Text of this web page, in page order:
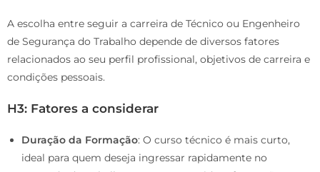
A escolha entre seguir a carreira de Técnico ou Engenheiro
de Segurança do Trabalho depende de diversos fatores
relacionados ao seu perfil profissional, objetivos de carreira e
condições pessoais.
H3: Fatores a considerar
Duração da Formação: O curso técnico é mais curto,
ideal para quem deseja ingressar rapidamente no